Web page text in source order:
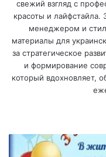
свежий взгляд с
красоты и лайфстайла.
менеджером и
материалы для
за стратегическое
и формирование
который вдохновляет,